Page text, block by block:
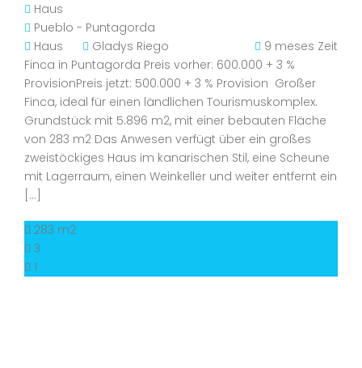
Haus
Pueblo - Puntagorda
Haus
Gladys Riego
9 meses Zeit
Finca in Puntagorda Preis vorher: 600.000 + 3 %
ProvisionPreis jetzt: 500.000 + 3 % Provision Großer
Finca, ideal für einen ländlichen Tourismuskomplex.
Grundstück mit 5.896 m2, mit einer bebauten Fläche
von 283 m2 Das Anwesen verfügt über ein großes
zweistöckiges Haus im kanarischen Stil, eine Scheune
mit Lagerraum, einen Weinkeller und weiter entfernt ein
[…]
283 m2
3
1